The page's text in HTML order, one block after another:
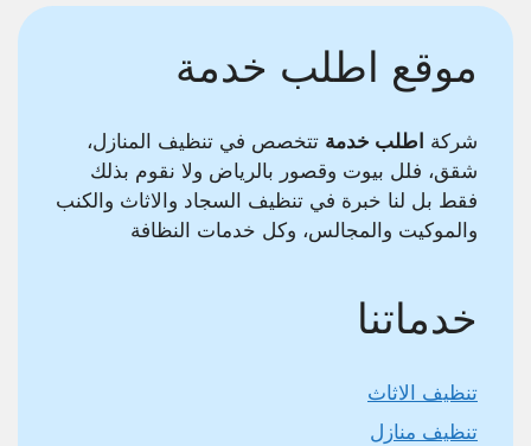
موقع اطلب خدمة
شركة اطلب خدمة تتخصص في تنظيف المنازل،
شقق، فلل بيوت وقصور بالرياض ولا نقوم بذلك
فقط بل لنا خبرة في تنظيف السجاد والاثاث والكنب
والموكيت والمجالس، وكل خدمات النظافة
خدماتنا
تنظيف الاثاث
تنظيف منازل